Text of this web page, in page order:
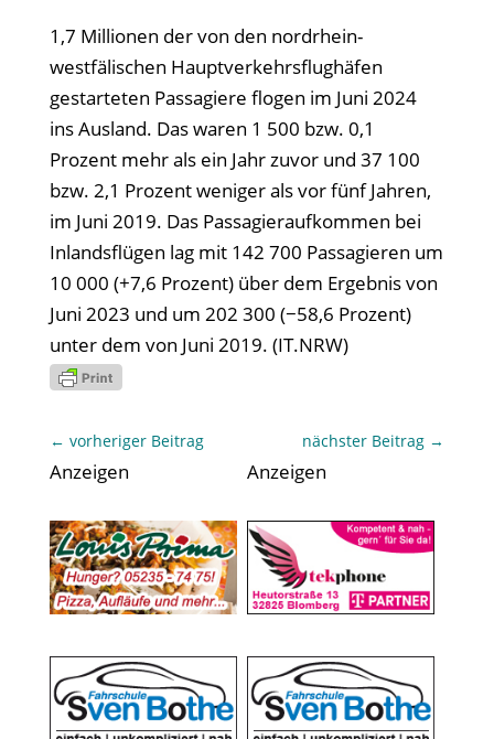
1,7 Millionen der von den nordrhein-
westfälischen Hauptverkehrsflughäfen
gestarteten Passagiere flogen im Juni 2024
ins Ausland. Das waren 1 500 bzw. 0,1
Prozent mehr als ein Jahr zuvor und 37 100
bzw. 2,1 Prozent weniger als vor fünf Jahren,
im Juni 2019. Das Passagieraufkommen bei
Inlandsflügen lag mit 142 700 Passagieren um
10 000 (+7,6 Prozent) über dem Ergebnis von
Juni 2023 und um 202 300 (−58,6 Prozent)
unter dem von Juni 2019. (IT.NRW)
← vorheriger Beitrag nächster Beitrag →
Anzeigen Anzeigen